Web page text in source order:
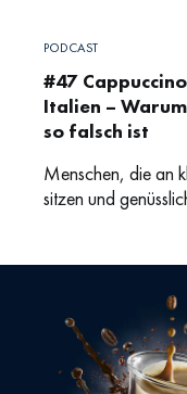
PODCAST
#47
Italien –
so falsch ist
Menschen, die an
sitzen und